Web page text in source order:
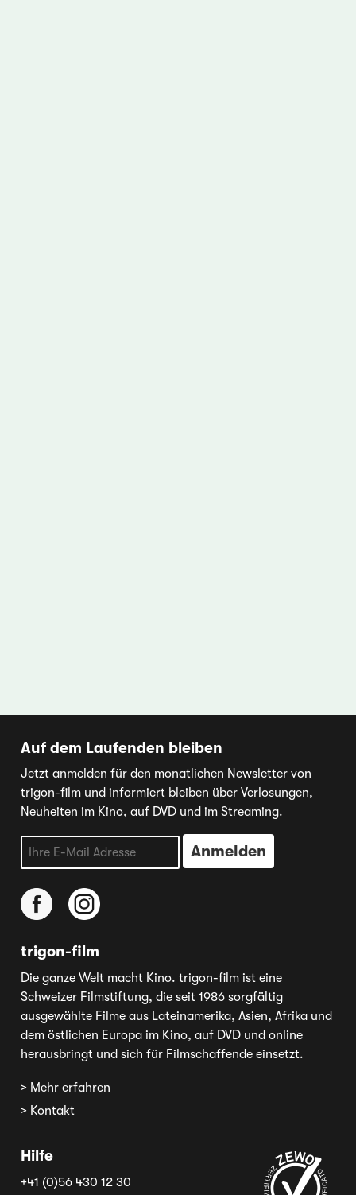
Auf dem Laufenden bleiben
Jetzt anmelden für den monatlichen Newsletter von
trigon-film und informiert bleiben über Verlosungen,
Neuheiten im Kino, auf DVD und im Streaming.
trigon-film
Die ganze Welt macht Kino. trigon-film ist eine
Schweizer Filmstiftung, die seit 1986 sorgfältig
ausgewählte Filme aus Lateinamerika, Asien, Afrika und
dem östlichen Europa im Kino, auf DVD und online
herausbringt und sich für Filmschaffende einsetzt.
> Mehr erfahren
> Kontakt
Hilfe
+41 (0)56 430 12 30